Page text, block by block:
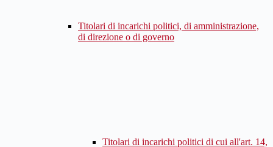
Titolari di incarichi politici, di amministrazione,
di direzione o di governo
Titolari di incarichi politici di cui all'art. 14,